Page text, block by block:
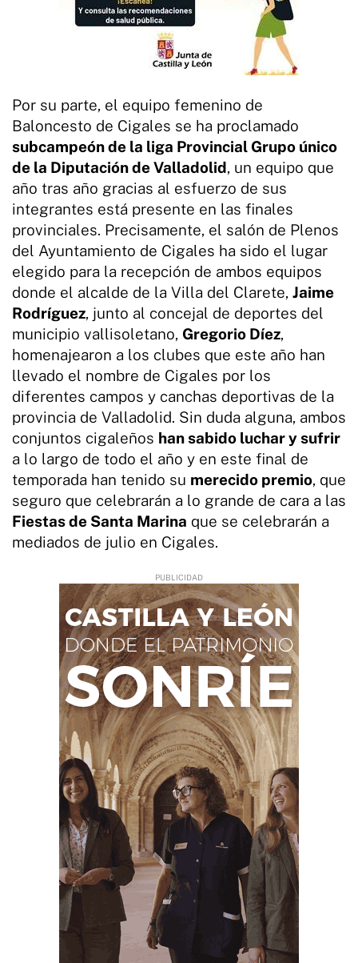
Por su parte, el equipo femenino de
Baloncesto de Cigales se ha proclamado
subcampeón de la liga Provincial Grupo único
de la Diputación de Valladolid, un equipo que
año tras año gracias al esfuerzo de sus
integrantes está presente en las finales
provinciales. Precisamente, el salón de Plenos
del Ayuntamiento de Cigales ha sido el lugar
elegido para la recepción de ambos equipos
donde el alcalde de la Villa del Clarete, Jaime
Rodríguez, junto al concejal de deportes del
municipio vallisoletano, Gregorio Díez,
homenajearon a los clubes que este año han
llevado el nombre de Cigales por los
diferentes campos y canchas deportivas de la
provincia de Valladolid. Sin duda alguna, ambos
conjuntos cigaleños han sabido luchar y sufrir
a lo largo de todo el año y en este final de
temporada han tenido su merecido premio, que
seguro que celebrarán a lo grande de cara a las
Fiestas de Santa Marina que se celebrarán a
mediados de julio en Cigales.